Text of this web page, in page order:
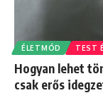
ÉLETMÓD TEST
Hogyan lehet
csak erős